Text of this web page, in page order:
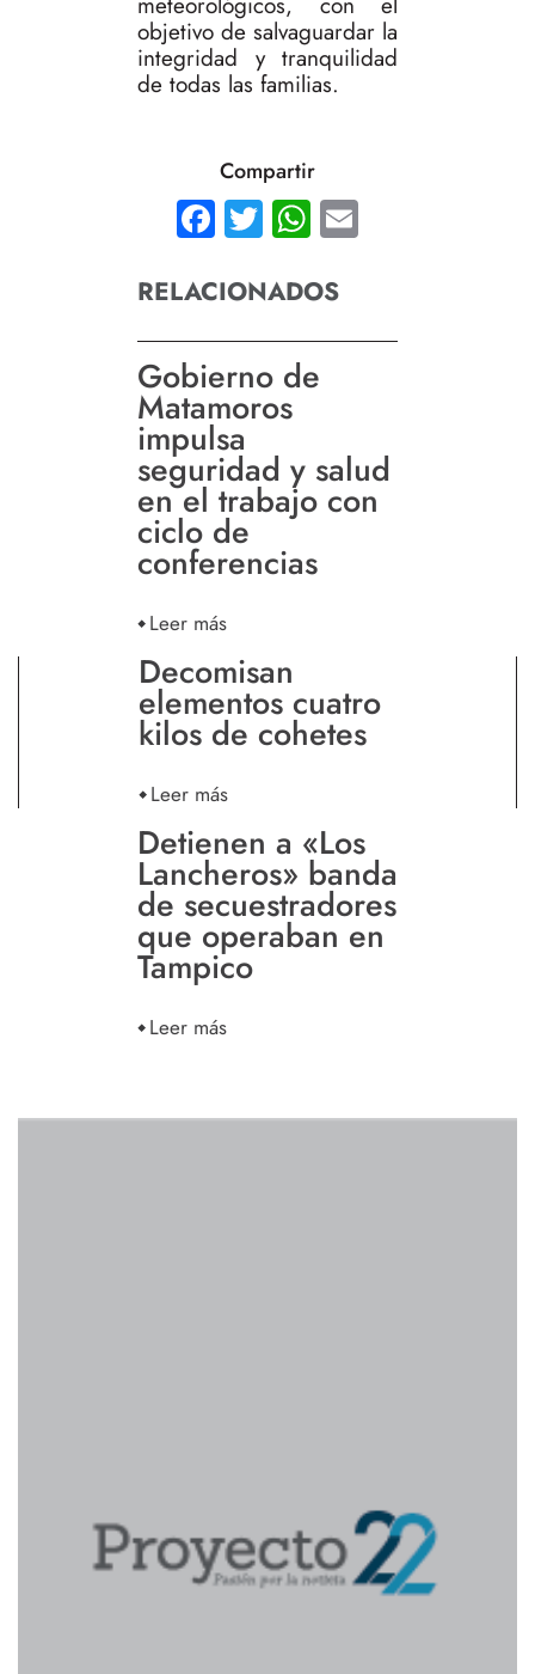
objetivo de salvaguardar la
integridad y tranquilidad
de todas las familias.
Compartir
Facebook
TwitterWhatsApp
RELACIONADOS
Gobierno de
Matamoros
impulsa
seguridad y salud
en el trabajo con
ciclo de
conferencias
Leer más
Decomisan
elementos cuatro
kilos de cohetes
Leer más
Detienen a «Los
Lancheros» banda
de secuestradores
que operaban en
Tampico
Leer más